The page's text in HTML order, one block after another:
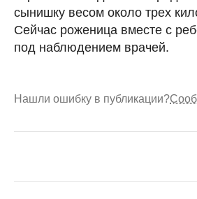
сынишку весом около трех
Сейчас роженица вместе с
под наблюдением врачей.
Нашли ошибку в публикации?